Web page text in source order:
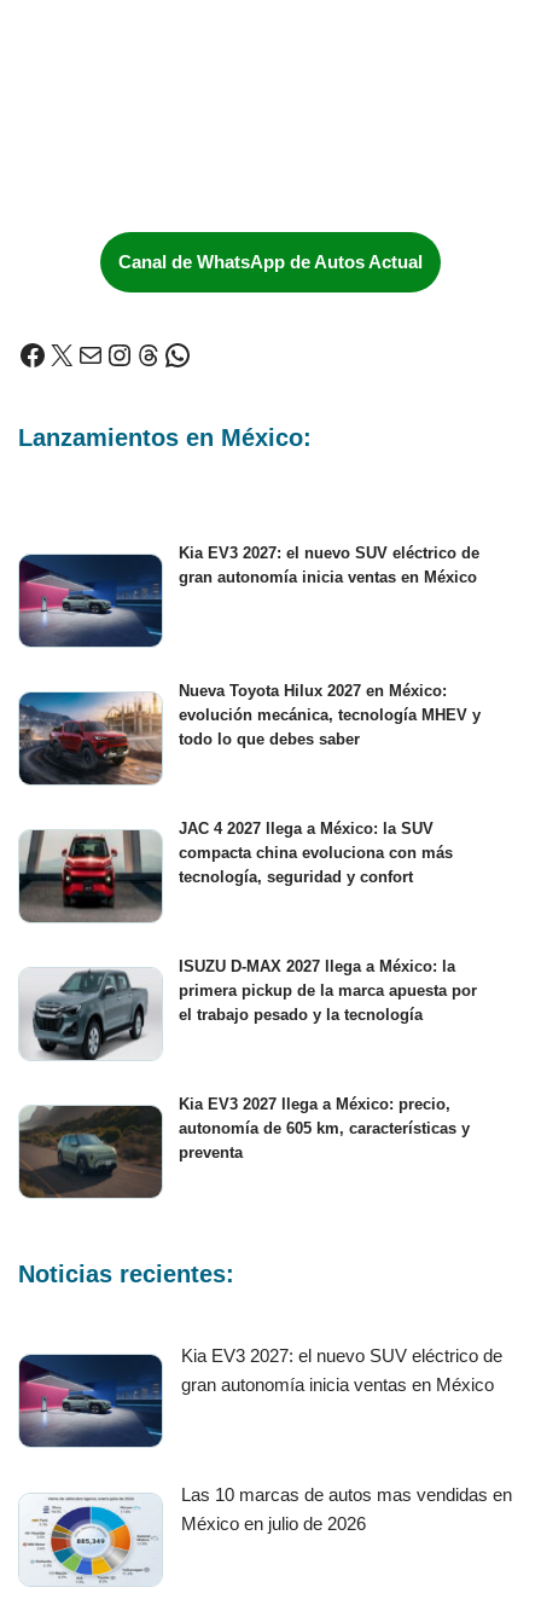
Canal de WhatsApp de Autos Actual
Lanzamientos en México:
Kia EV3 2027: el nuevo SUV eléctrico de
gran autonomía inicia ventas en México
Nueva Toyota Hilux 2027 en México:
evolución mecánica, tecnología MHEV y
todo lo que debes saber
JAC 4 2027 llega a México: la SUV
compacta china evoluciona con más
tecnología, seguridad y confort
ISUZU D-MAX 2027 llega a México: la
primera pickup de la marca apuesta por
el trabajo pesado y la tecnología
Kia EV3 2027 llega a México: precio,
autonomía de 605 km, características y
preventa
Noticias recientes:
Kia EV3 2027: el nuevo SUV eléctrico de
gran autonomía inicia ventas en México
Las 10 marcas de autos mas vendidas en
México en julio de 2026